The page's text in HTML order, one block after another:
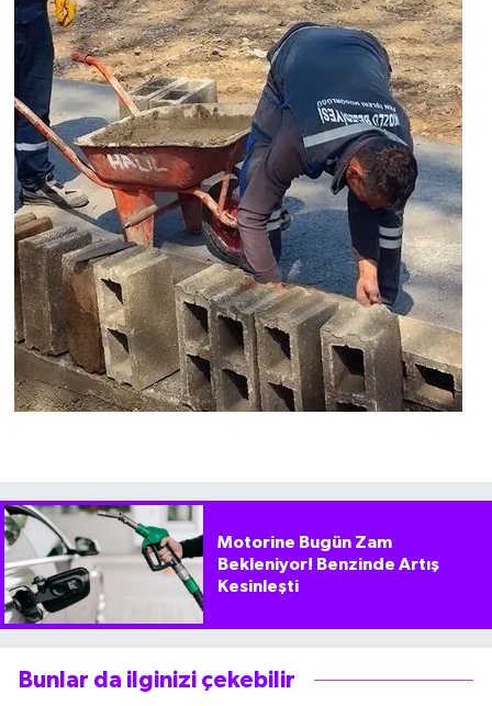
Motorine Bugün Zam
Bekleniyor! Benzinde Artış
Kesinleşti
Bunlar da ilginizi çekebilir